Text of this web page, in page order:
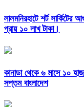
লালমনিরহাটে শর্ট
প্রায় ১০ লাখ টাকা।
কানাডা থেকে ৬ মাসে ১০
সপ্তম বাংলাদেশ